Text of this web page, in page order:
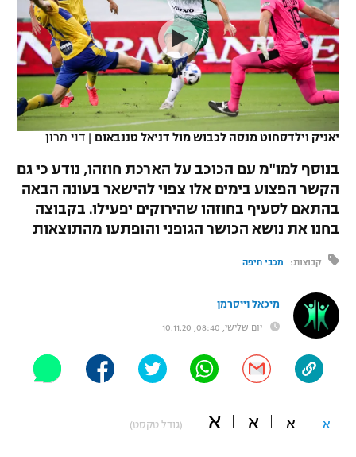
VOD
רץ ברשת
תוצאות
לוח שידורים
ברחבה
"מעל הליגה" – פודקאסט
"מחצית בשכונה" – פודקאסט
משתתפים וזוכים בפרסים
נבחרת ישראל
מכבי חיפה
בית"ר ירושלים
מכבי תל אביב
הפועל תל אביב
הפועל חיפה
בני יהודה
ליגה ספרדית
ליגה איטלקית
ליגה צרפתית
ליגה טורקית
ליגה סינית
ליגה ברזילאית
ליגות נוספות
כדורסל נשים
מכבי תל אביב
הפועל חולון
הפועל ירושלים
דני אבדיה
יורוליג
יורוקאפ
טניס
כדוריד
כדורעף
ג'ודו
אגרוף
UFC
ספורט מוטורי
יאניק וילדסחוט מנסה לכבוש מול דניאל טננבאום | דני מרון
בנוסף למו"מ עם הכוכב על הארכת חוזהו, נודע כי גם
הקשר הפצוע בימים אלו צפוי להישאר בעונה הבאה
בהתאם לסעיף בחוזהו שהירוקים יפעילו. בקבוצה
בחנו את נושא הכושר הגופני והופתעו מהתוצאות
קבוצות: מכבי חיפה
מיכאל וייסרמן
יום שלישי, 08:40, 10.11.20
א א א א (גודל טקסט)